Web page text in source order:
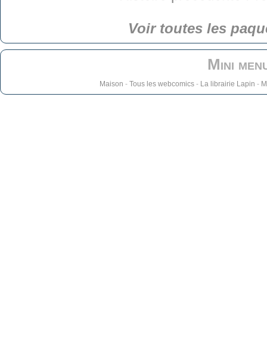
Voir toutes les
Mini
Maison - Tous les webcomics- La librairie Lapin -